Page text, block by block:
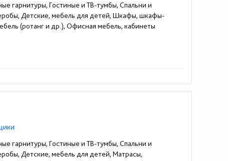
гарнитуры, Гостиные и ТВ-тумбы, Спальни и
Детские, мебель для детей, Шкафы, шкафы-
(ротанг и др.), Офисная мебель, кабинеты
гарнитуры, Гостиные и ТВ-тумбы, Спальни и
Детские, мебель для детей, Матрасы,